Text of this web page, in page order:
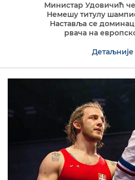
Министар Удовичић
Немешу титулу
Наставља се
рвача на
Детаљније